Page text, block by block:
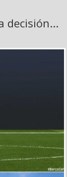
decisión...